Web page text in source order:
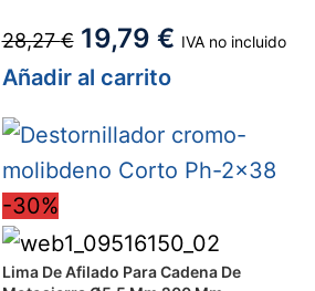
28,27€ 19,79 € IVA no incluido
Añadir al carrito
-30%
Lima De Afilado Para Cadena De